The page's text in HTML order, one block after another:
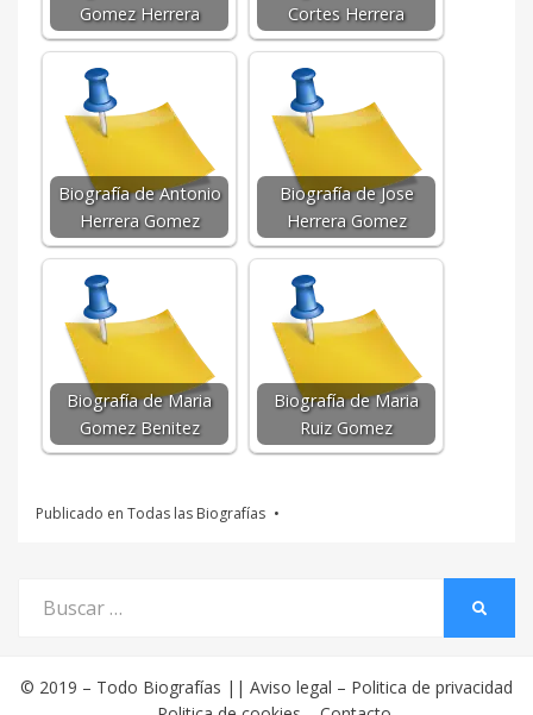
Gomez Herrera
Cortes Herrera
Biografía de Antonio
Herrera Gomez
Biografía de Jose
Herrera Gomez
Biografía de Maria
Gomez Benitez
Biografía de Maria
Ruiz Gomez
Publicado en Todas las Biografías
por:
© 2019 – Todo Biografías || Aviso legal – Politica de privacidad